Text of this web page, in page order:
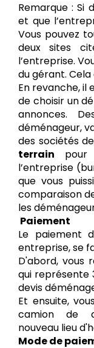
Remarque : Si
et que
Vous pouvez
deux sites
l’entreprise.
du gérant. Cela
En revanche, il
de choisir un
annonces.
déménageur,
des sociétés
terrain pour
l’entreprise
que vous
comparaison
les
Paiement
Le paiement
entreprise, se
D'abord, vous
qui représente
devis
Et ensuite,
camion de
nouveau lieu
Mode de